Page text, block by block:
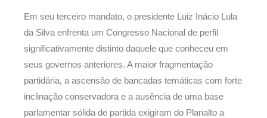
Em seu terceiro mandato, o presidente Luiz Inácio Lula
da Silva enfrenta um Congresso Nacional de perfil
significativamente distinto daquele que conheceu em
seus governos anteriores. A maior fragmentação
partidária, a ascensão de bancadas temáticas com forte
inclinação conservadora e a ausência de uma base
parlamentar sólida de partida exigiram do Planalto a